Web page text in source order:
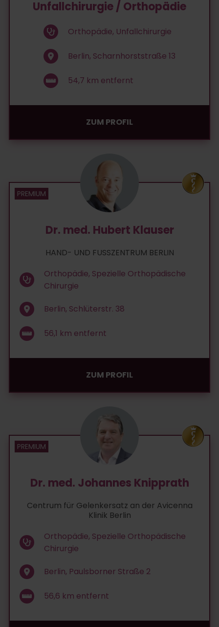
Unfallchirurgie / Orthopädie
Orthopädie, Unfallchirurgie
Berlin, Scharnhorststraße 13
54,7 km entfernt
ZUM PROFIL
Dr. med. Hubert Klauser
HAND- UND FUSSZENTRUM BERLIN
Orthopädie, Spezielle Orthopädische
Chirurgie
Berlin, Schlüterstr. 38
56,1 km entfernt
ZUM PROFIL
Dr. med. Johannes Knipprath
Centrum für Gelenkersatz an der Avicenna
Klinik Berlin
Orthopädie, Spezielle Orthopädische
Chirurgie
Berlin, Paulsborner Straße 2
56,6 km entfernt